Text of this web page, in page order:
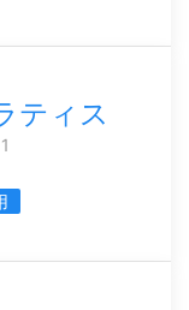
ティス